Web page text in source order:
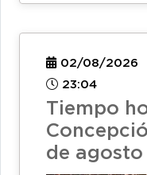
02/08/2026
23:04
Tiempo
de agosto